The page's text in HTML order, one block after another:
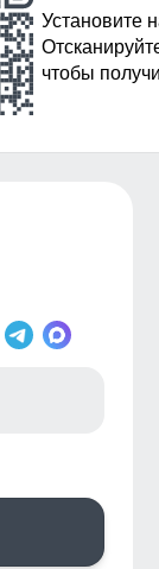
Установите
чтобы